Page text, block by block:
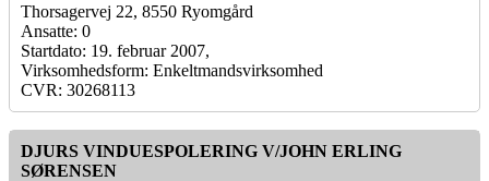
Thorsagervej 22, 8550 Ryomgård
Ansatte: 0
Startdato: 19. februar 2007,
Virksomhedsform: Enkeltmandsvirksomhed
CVR: 30268113
DJURS VINDUESPOLERING V/JOHN ERLING
SØRENSEN